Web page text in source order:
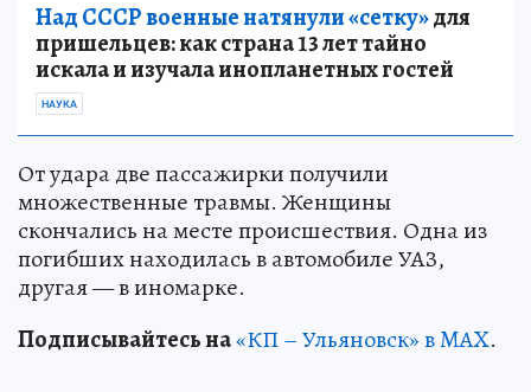
Над СССР военные натянули «сетку»для
пришельцев: как страна 13 лет тайно
искала и изучала инопланетных гостей
НАУКА
От удара две пассажирки получили
множественные травмы. Женщины
скончались на месте происшествия. Одна из
погибших находилась в автомобиле УАЗ,
другая — в иномарке.
Подписывайтесь на«КП – Ульяновск» в MAX.